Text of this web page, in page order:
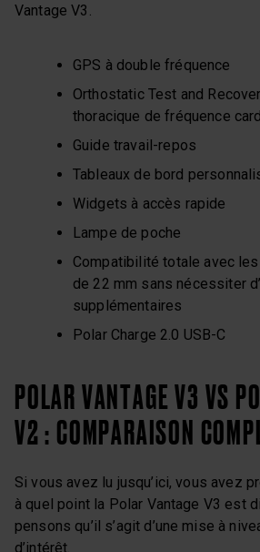
Vantage V3.
GPS à double fréquence
Orthostatic Test and
thoracique de fréquence
Guide travail-repos
Tableaux de bord
Widgets à accès rapide
Lampe de poche
Compatibilité totale avec
de 22 mm sans nécessiter
supplémentaires
Polar Charge 2.0 USB-C
POLAR VANTAGE V3 VS
V2 : COMPARAISON
Si vous avez lu jusqu’ici, vous avez
à quel point la Polar Vantage V3 est
pensons qu’il s’agit d’une mise à
d’intérêt.